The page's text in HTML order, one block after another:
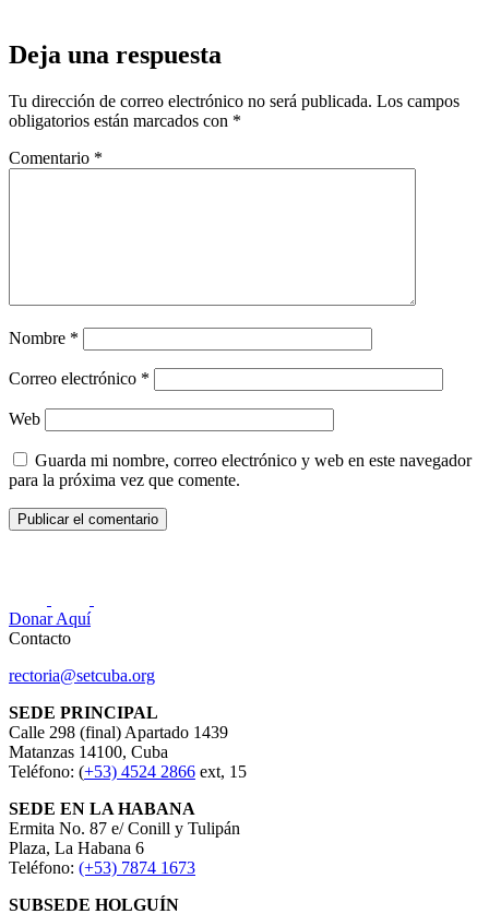
Deja una respuesta
Tu dirección de correo electrónico no será publicada. Los campos
obligatorios están marcados con *
Comentario *
Nombre *
Correo electrónico *
Web
Guarda mi nombre, correo electrónico y web en este navegador
para la próxima vez que comente.
Donar Aquí
Contacto
rectoria@setcuba.org
SEDE PRINCIPAL
Calle 298 (final) Apartado 1439
Matanzas 14100, Cuba
Teléfono: (+53) 4524 2866 ext, 15
SEDE EN LA HABANA
Ermita No. 87 e/ Conill y Tulipán
Plaza, La Habana 6
Teléfono: (+53) 7874 1673
SUBSEDE HOLGUÍN